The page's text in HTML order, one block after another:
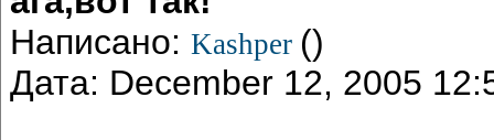
Написано: Kashper ()
Дата: December 12, 2005